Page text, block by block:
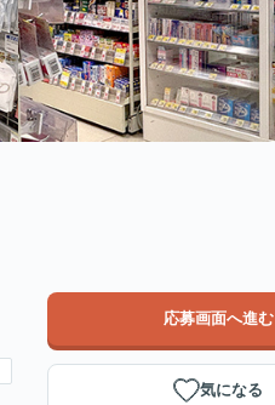
応募画面へ進む
気になる